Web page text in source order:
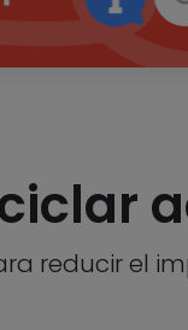
reducir el